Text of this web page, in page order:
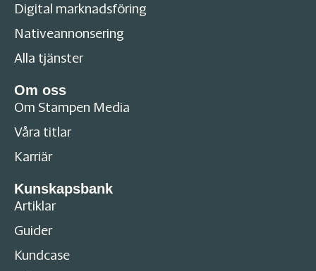
Digital marknadsföring
Nativeannonsering
Alla tjänster
Om oss
Om Stampen Media
Våra titlar
Karriär
Kunskapsbank
Artiklar
Guider
Kundcase